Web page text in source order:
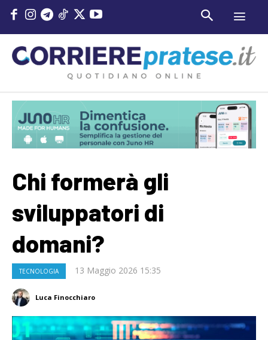
Chi formerà gli
sviluppatori di
domani?
TECNOLOGIA 13 Maggio 2026 15:35
Luca Finocchiaro